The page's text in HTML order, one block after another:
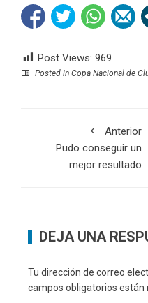
Post Views: 969
Posted in Copa Nacional de
Anterior
Pudo conseguir un
mejor resultado
DEJA UNA
Tu dirección de correo
campos obligatorios están